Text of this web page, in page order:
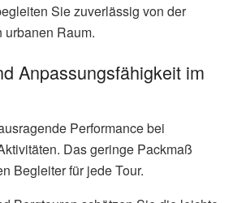
Sie zuverlässig von der
urbanen Raum.
Anpassungsfähigkeit im
Performance bei
Das geringe Packmaß
Begleiter für jede Tour.